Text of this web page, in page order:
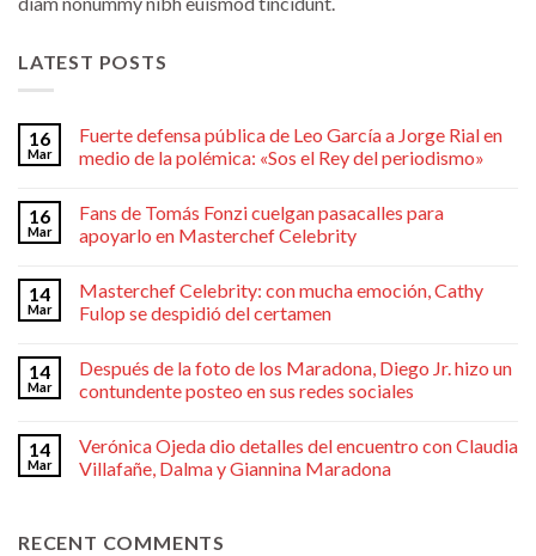
LATEST POSTS
16
Mar
Fuerte defensa pública de Leo García a Jorge Rial en
medio de la polémica: «Sos el Rey del periodismo»
16
Mar
Fans de Tomás Fonzi cuelgan pasacalles para
apoyarlo en Masterchef Celebrity
14
Mar
Masterchef Celebrity: con mucha emoción, Cathy
Fulop se despidió del certamen
14
Mar
Después de la foto de los Maradona, Diego Jr. hizo un
contundente posteo en sus redes sociales
14
Mar
Verónica Ojeda dio detalles del encuentro con Claudia
Villafañe, Dalma y Giannina Maradona
RECENT COMMENTS